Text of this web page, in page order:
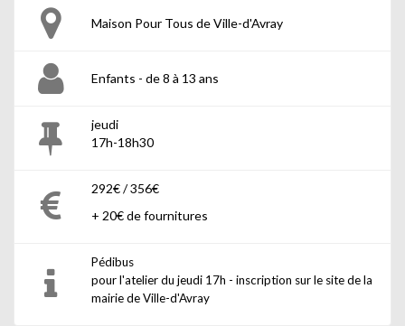
Maison Pour Tous de Ville-d'Avray
Enfants - de 8 à 13 ans
jeudi
17h-18h30
292€ / 356€
+ 20€ de fournitures
Pédibus
pour l'atelier du jeudi 17h - inscription sur le site de la
mairie de Ville-d'Avray